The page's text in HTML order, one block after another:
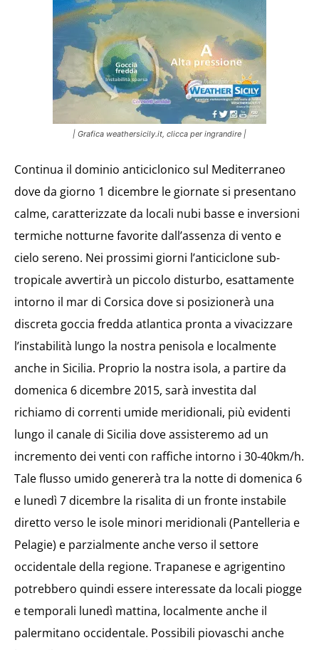
| Grafica weathersicily.it, clicca per ingrandire |
Continua il dominio anticiclonico sul Mediterraneo
dove da giorno 1 dicembre le giornate si presentano
calme, caratterizzate da locali nubi basse e inversioni
termiche notturne favorite dall’assenza di vento e
cielo sereno. Nei prossimi giorni l’anticiclone sub-
tropicale avvertirà un piccolo disturbo, esattamente
intorno il mar di Corsica dove si posizionerà una
discreta goccia fredda atlantica pronta a vivacizzare
l’instabilità lungo la nostra penisola e localmente
anche in Sicilia. Proprio la nostra isola, a partire da
domenica 6 dicembre 2015, sarà investita dal
richiamo di correnti umide meridionali, più evidenti
lungo il canale di Sicilia dove assisteremo ad un
incremento dei venti con raffiche intorno i 30-40km/h.
Tale flusso umido genererà tra la notte di domenica 6
e lunedì 7 dicembre la risalita di un fronte instabile
diretto verso le isole minori meridionali (Pantelleria e
Pelagie) e parzialmente anche verso il settore
occidentale della regione. Trapanese e agrigentino
potrebbero quindi essere interessate da locali piogge
e temporali lunedì mattina, localmente anche il
palermitano occidentale. Possibili piovaschi anche